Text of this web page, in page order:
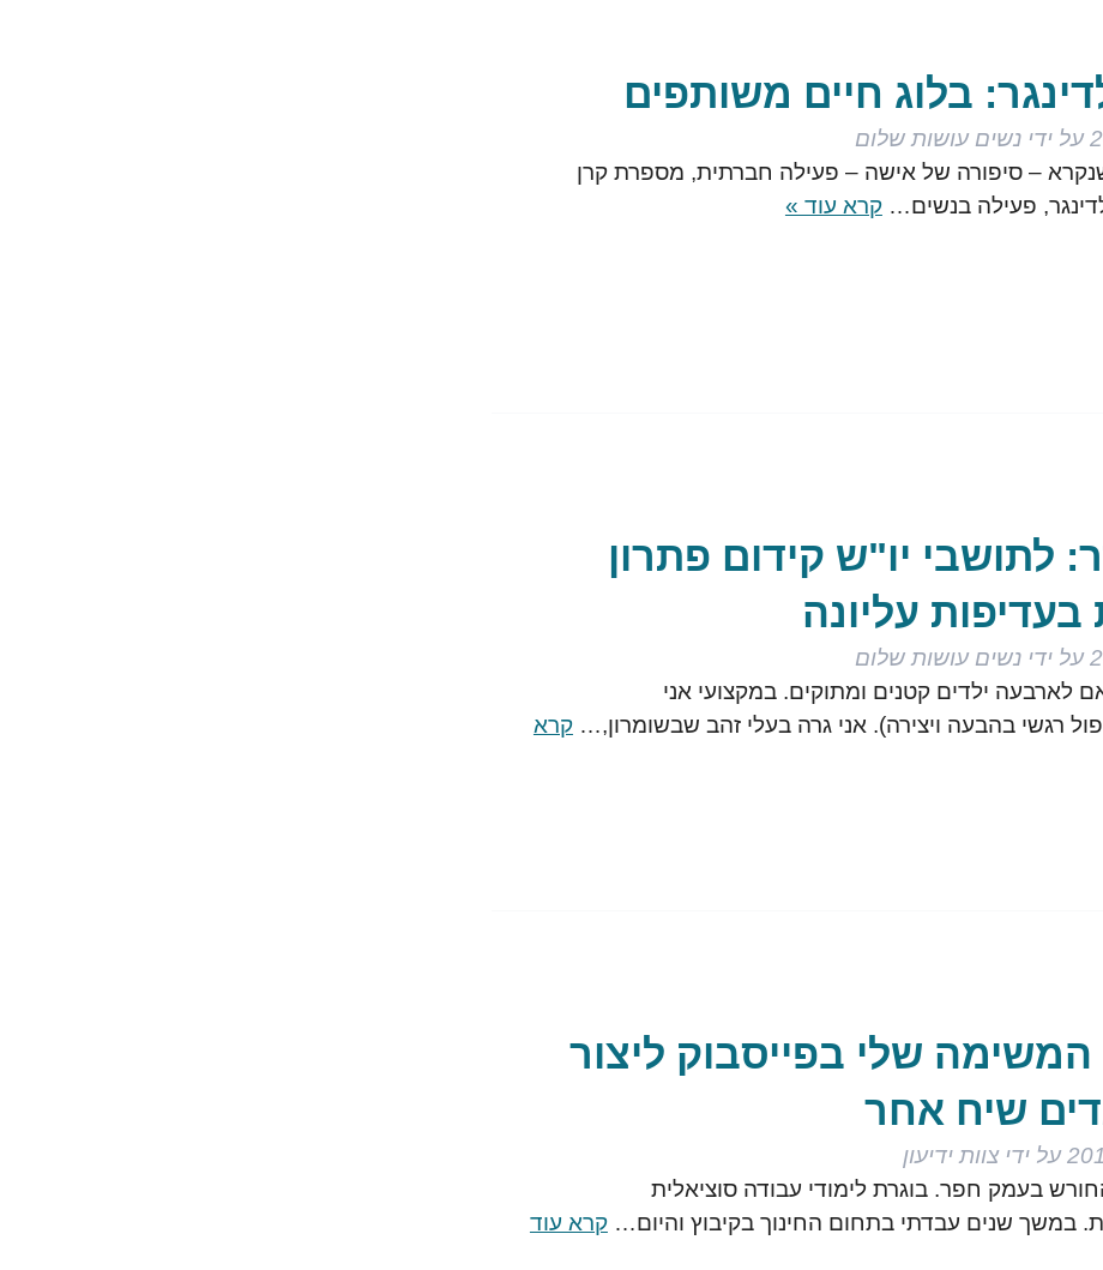
בלוג חיים משותפים
על ידי נשים עושות שלום
– סיפורה של אישה – פעילה חברתית, מספרת קרן
פעילה בנשים…קרא עוד »
לתושבי יו"ש קידום פתרון
בעדיפות עליונה
על ידי נשים עושות שלום
לארבעה ילדים קטנים ומתוקים. במקצועי אני
רגשי בהבעה ויצירה). אני גרה בעלי זהב שבשומרון,…קרא
שלי בפייסבוק ליצור
שיח אחר
על ידי צוות ידיעון
בעמק חפר. בוגרת לימודי עבודה סוציאלית
במשך שנים עבדתי בתחום החינוך בקיבוץ והיום…קרא עוד